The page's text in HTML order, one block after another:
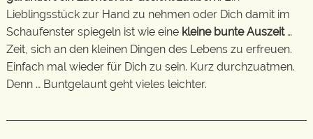
Lieblingsstück zur Hand zu nehmen oder Dich damit im
Schaufenster spiegeln ist wie eine kleine bunte Auszeit…
Zeit, sich an den kleinen Dingen des Lebens zu erfreuen.
Einfach mal wieder für Dich zu sein. Kurz durchzuatmen.
Denn … Buntgelaunt geht vieles leichter.